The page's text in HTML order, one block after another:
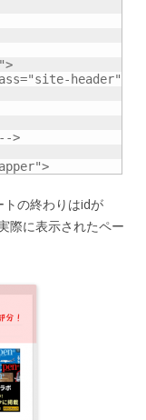
の終わりはidが
際に表示されたペー